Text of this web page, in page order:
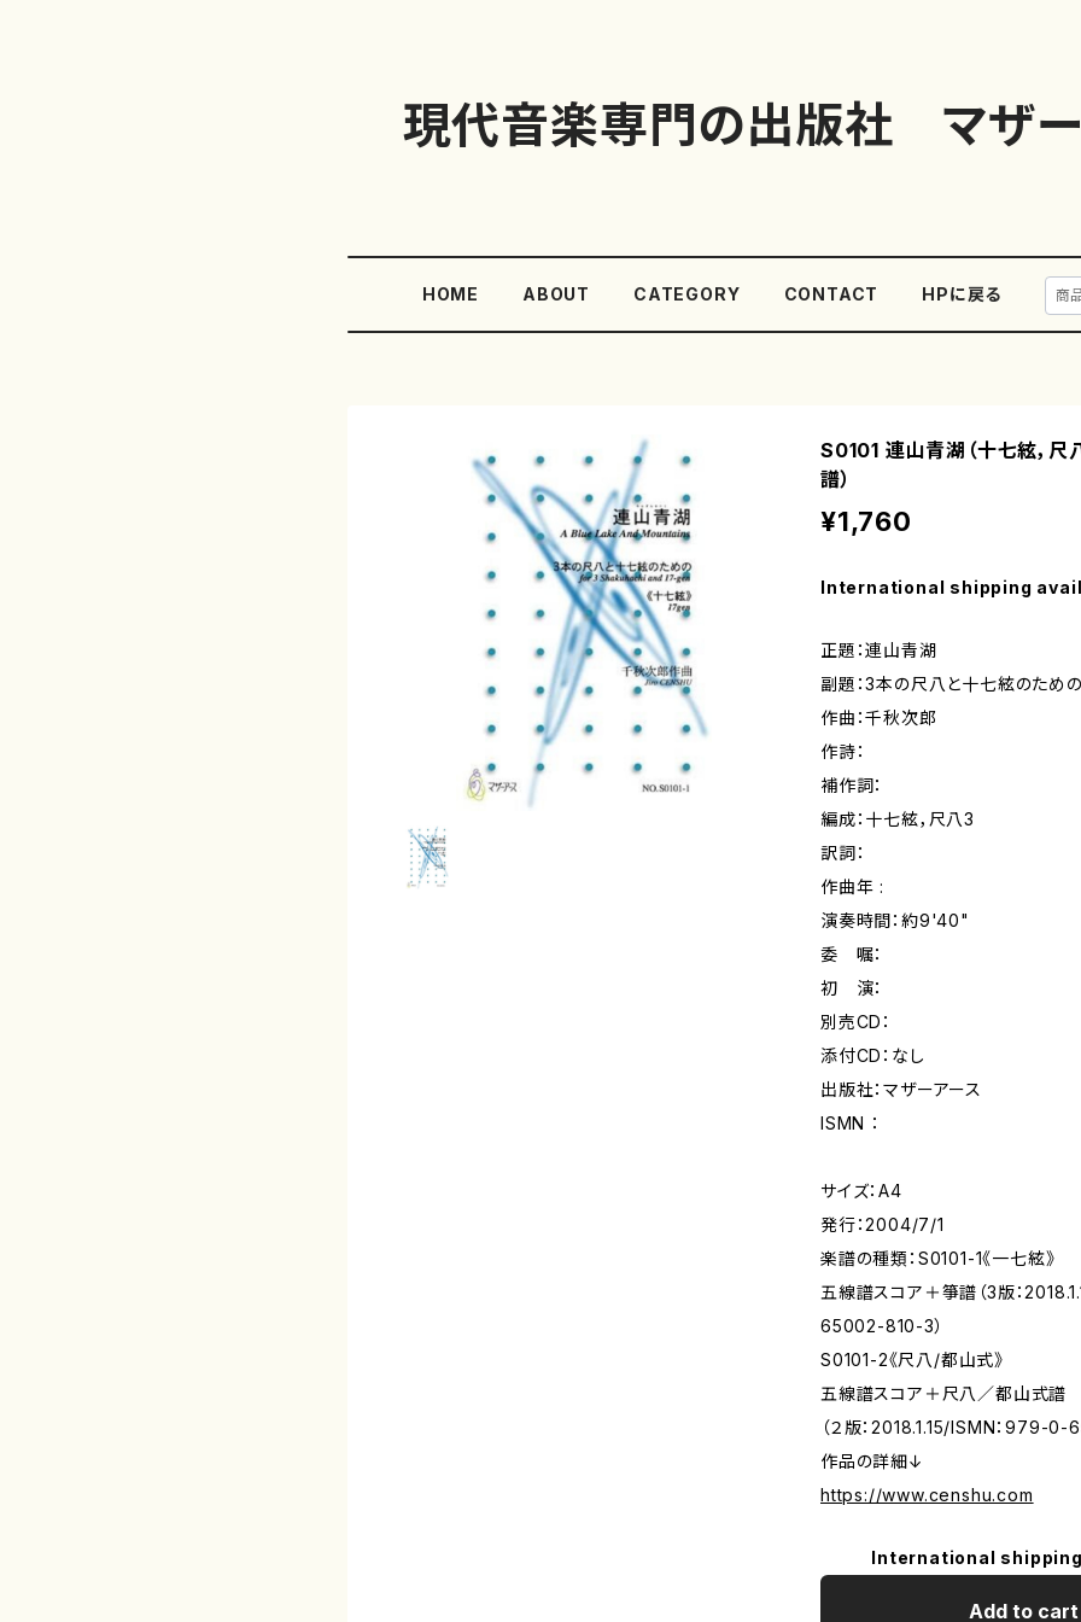
現代音楽専門の出版社 マザー
HOME ABOUT CATEGORY CONTACT HPに戻る
S0101 連山青湖（十七絃，
譜）
¥1,760
International shipping
正題：連山青湖
副題：3本の尺八と十七絃のための
作曲：千秋次郎
作詩：
補作詞：
編成：十七絃，尺八3
訳詞：
作曲年 :
演奏時間：約9'40"
委 嘱：
初 演：
別売CD：
添付CD：なし
出版社：マザーアース
ISMN ：
サイズ：A4
発行：2004/7/1
楽譜の種類：S0101-1《一七絃》
五線譜スコア＋箏譜（3版：
65002-810-3）
S0101-2《尺八/都山式》
五線譜スコア＋尺八／都山式譜
（２版：2018.1.15/ISMN：979-0-
作品の詳細↓
https://www.censhu.com
International
Add to cart